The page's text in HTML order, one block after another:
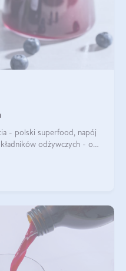
- polski superfood, napój
odżywczych - o